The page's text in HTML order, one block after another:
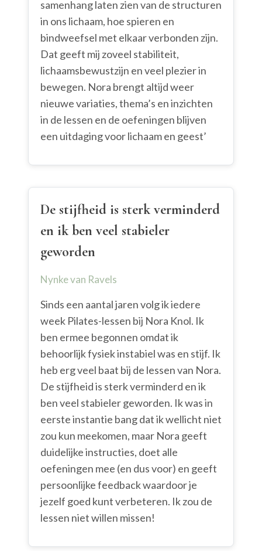
samenhang laten zien van de structuren
in ons lichaam, hoe spieren en
bindweefsel met elkaar verbonden zijn.
Dat geeft mij zoveel stabiliteit,
lichaamsbewustzijn en veel plezier in
bewegen. Nora brengt altijd weer
nieuwe variaties, thema’s en inzichten
in de lessen en de oefeningen blijven
een uitdaging voor lichaam en geest’
De stijfheid is sterk verminderd
en ik ben veel stabieler
geworden
Nynke van Ravels
Sinds een aantal jaren volg ik iedere
week Pilates-lessen bij Nora Knol. Ik
ben ermee begonnen omdat ik
behoorlijk fysiek instabiel was en stijf. Ik
heb erg veel baat bij de lessen van Nora.
De stijfheid is sterk verminderd en ik
ben veel stabieler geworden. Ik was in
eerste instantie bang dat ik wellicht niet
zou kun meekomen, maar Nora geeft
duidelijke instructies, doet alle
oefeningen mee (en dus voor) en geeft
persoonlijke feedback waardoor je
jezelf goed kunt verbeteren. Ik zou de
lessen niet willen missen!